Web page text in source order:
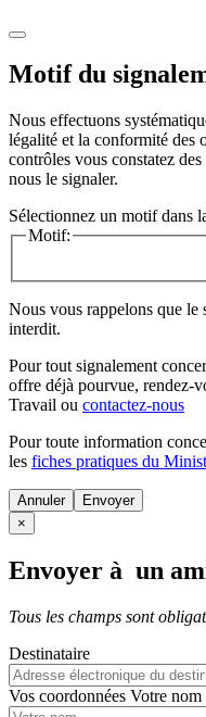
Motif du
Nous effectuons
légalité et la conformité des
contrôles vous constatez
nous le signaler.
Sélectionnez un motif dans
Motif:
Nous vous rappelons que le
interdit.
Pour tout signalement
offre déjà pourvue, rendez-
Travail ou contactez-nous
Pour toute information
les fiches pratiques du
Annuler
×
Envoyer à un
Tous les champs sont
Destinataire
Vos coordonnées Votre nom